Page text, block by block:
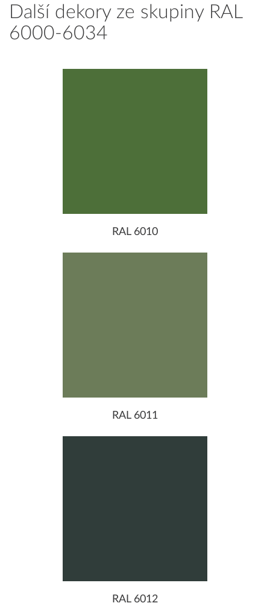
Další dekory ze skupiny RAL
6000-6034
RAL 6010
RAL 6011
RAL 6012